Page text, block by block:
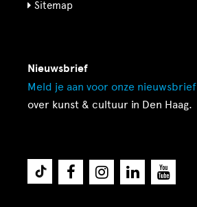
Sitemap
Nieuwsbrief
Meld je aan voor onze nieuwsbrief
over kunst & cultuur in Den Haag.